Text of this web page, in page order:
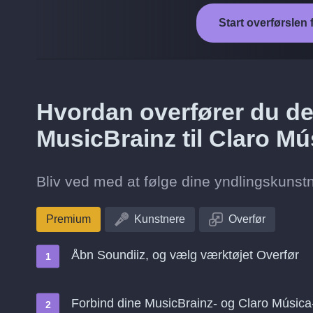
Start overførslen
Hvordan overfører du
MusicBrainz til Claro
Bliv ved med at følge dine
Premium Kunstnere Overfør
Åbn Soundiiz, og vælg værktøjet Overfør
Forbind dine MusicBrainz- og Claro